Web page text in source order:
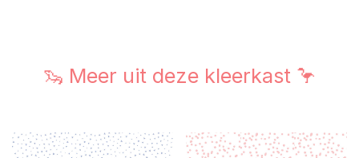
🦦 Meer uit deze kleerkast 🦩